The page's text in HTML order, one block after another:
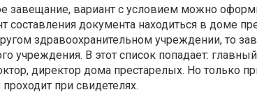
завещание, вариант с условием можно
составления документа находиться в доме
здравоохранительном учреждении, то
учреждения. В этот список попадает:
директор дома престарелых. Но только
при свидетелях.